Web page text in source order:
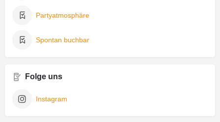
Partyatmosphäre
Spontan buchbar
Folge uns
Instagram